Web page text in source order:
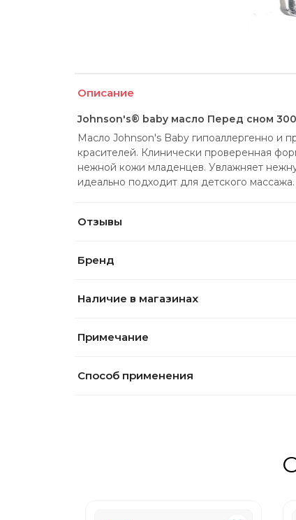
Описание
Johnson's® baby масло Перед сном
Масло Johnson's Baby гипоаллергенно и
красителей. Клинически проверенная
нежной кожи младенцев. Увлажняет
идеально подходит для детского массажа.
Отзывы
Бренд
Наличие в магазинах
Примечание
Способ применения